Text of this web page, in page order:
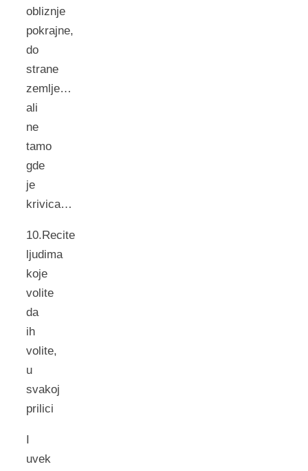
obliznje
pokrajne,
do
strane
zemlje…
ali
ne
tamo
gde
je
krivica…
10.Recite
ljudima
koje
volite
da
ih
volite,
u
svakoj
prilici
I
uvek